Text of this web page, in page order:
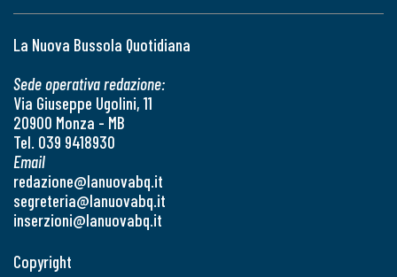
La Nuova Bussola Quotidiana
Sede operativa redazione:
Via Giuseppe Ugolini, 11
20900 Monza - MB
Tel. 039 9418930
Email
redazione@lanuovabq.it
segreteria@lanuovabq.it
inserzioni@lanuovabq.it
Copyright